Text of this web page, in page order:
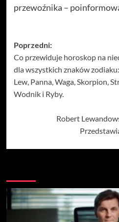
przewoźnika –
Zobacz
wpisy
Poprzedni:
Co przewiduje horoskop na
dla wszystkich znaków
Lew, Panna, Waga, Skorpion,
Wodnik i Ryby.
Robert